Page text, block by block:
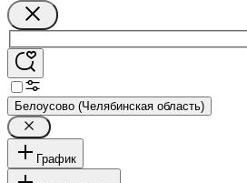
Белоусово (Челябинская область)
График